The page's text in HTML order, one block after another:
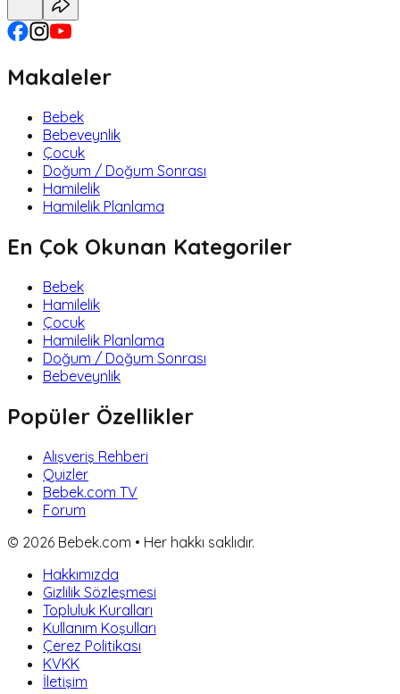
Makaleler
Bebek
Bebeveynlik
Çocuk
Doğum / Doğum Sonrası
Hamilelik
Hamilelik Planlama
En Çok Okunan Kategoriler
Bebek
Hamilelik
Çocuk
Hamilelik Planlama
Doğum / Doğum Sonrası
Bebeveynlik
Popüler Özellikler
Alışveriş Rehberi
Quizler
Bebek.com TV
Forum
© 2026 Bebek.com • Her hakkı saklıdır.
Hakkımızda
Gizlilik Sözleşmesi
Topluluk Kuralları
Kullanım Koşulları
Çerez Politikası
KVKK
İletişim